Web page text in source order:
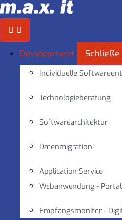
Zum
Inhalt
springen
Development
Individuelle
Technologieberatung
Softwarearchitektur
Datenmigration
Application Service
Webanwendung -
Empfangsmonitor -